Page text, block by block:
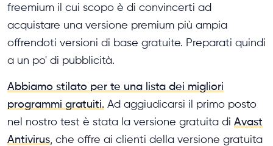
freemium il cui scopo è di convincerti ad
acquistare una versione premium più ampia
offrendoti versioni di base gratuite. Preparati quindi
a un po' di pubblicità.
Abbiamo stilato per te una lista dei migliori
programmi gratuiti. Ad aggiudicarsi il primo posto
nel nostro test è stata la versione gratuita di Avast
Antivirus , che offre ai clienti della versione gratuita